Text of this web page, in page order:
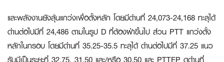
และพลังงานยังลุ้นแกว่งเพื่อตั้งหลัก โดยมีด่านที่ 24,073-24,168 ทะลุได้
ด่านต่อไปมีที่ 24,486 ตามในรูป D ที่ต้องฝ่าขึ้นไป ส่วน PTT แกว่งตั้ง
หลักในกรอบ โดยมีด่านที่ 35.25-35.5 ทะลุได้ ด่านต่อไปมีที่ 37.25 แนว